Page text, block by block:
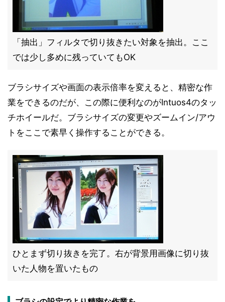
「抽出」フィルタで切り抜きたい対象を抽出。ここ
では少し多めに残っていてもOK
ブラシサイズや画面の表示倍率を変えると、精密な作
業をできるのだが、この際に便利なのがIntuos4のタッ
チホイールだ。ブラシサイズの変更やズームイン/アウ
トをここで素早く操作することができる。
ひとまず切り抜きを完了。右が背景用画像に切り抜
いた人物を置いたもの